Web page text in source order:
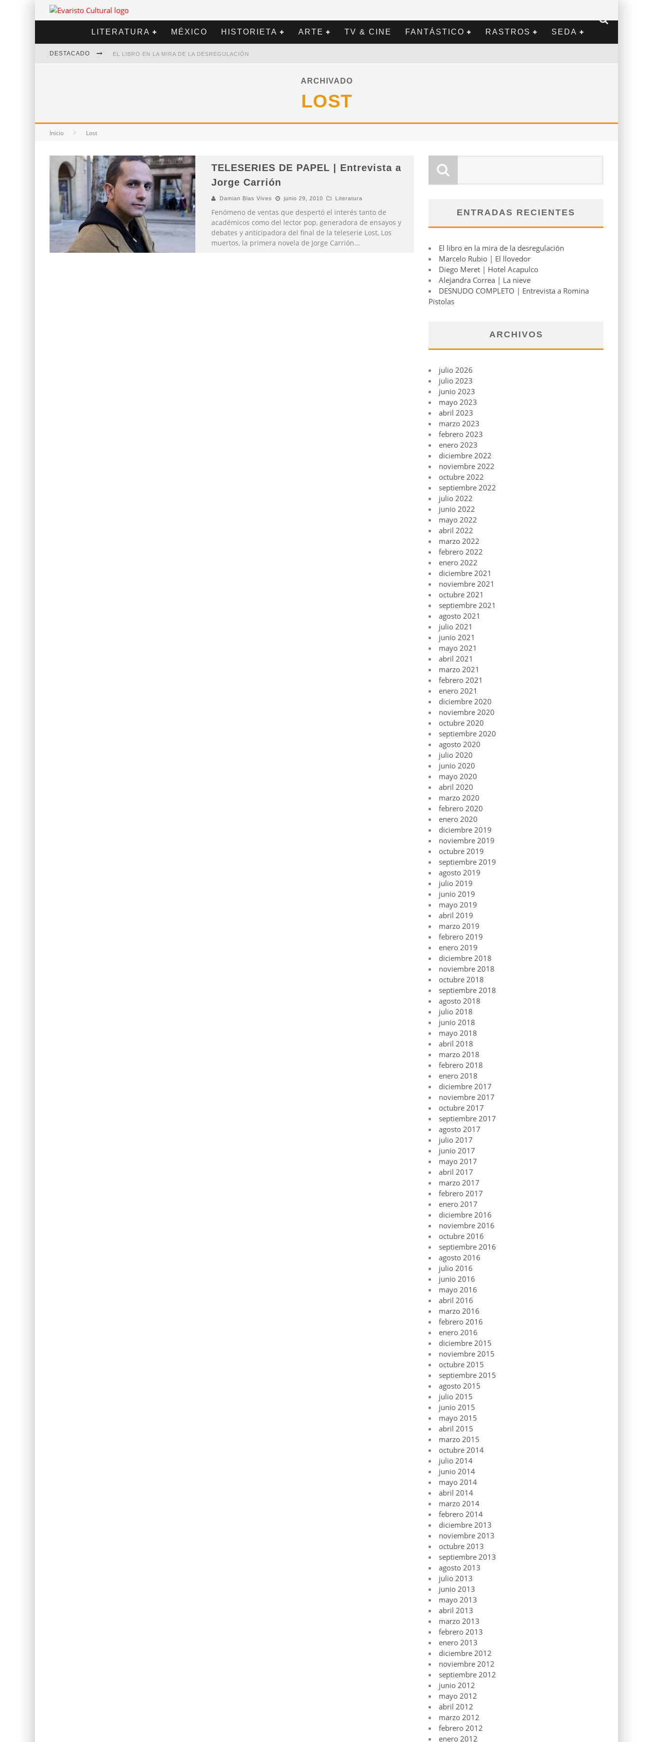
LITERATURA MÉXICO HISTORIETA ARTE TV & CINE FANTÁSTICO RASTROS SEDA
DESTACADO EL LIBRO EN LA MIRA DE LA DESREGULACIÓN
ARCHIVADO
LOST
Inicio Lost
TELESERIES DE PAPEL | Entrevista a
Jorge Carrión
Damian Blas Vives junio 29, 2010 Literatura
Fenómeno de ventas que despertó el interés tanto de
académicos como del lector pop, generadora de ensayos y
debates y anticipadora del final de la teleserie Lost, Los
muertos, la primera novela de Jorge Carrión...
ENTRADAS RECIENTES
El libro en la mira de la desregulación
Marcelo Rubio | El llovedor
Diego Meret | Hotel Acapulco
Alejandra Correa | La nieve
DESNUDO COMPLETO | Entrevista a Romina
Pistolas
ARCHIVOS
julio 2026
julio 2023
junio 2023
mayo 2023
abril 2023
marzo 2023
febrero 2023
enero 2023
diciembre 2022
noviembre 2022
octubre 2022
septiembre 2022
julio 2022
junio 2022
mayo 2022
abril 2022
marzo 2022
febrero 2022
enero 2022
diciembre 2021
noviembre 2021
octubre 2021
septiembre 2021
agosto 2021
julio 2021
junio 2021
mayo 2021
abril 2021
marzo 2021
febrero 2021
enero 2021
diciembre 2020
noviembre 2020
octubre 2020
septiembre 2020
agosto 2020
julio 2020
junio 2020
mayo 2020
abril 2020
marzo 2020
febrero 2020
enero 2020
diciembre 2019
noviembre 2019
octubre 2019
septiembre 2019
agosto 2019
julio 2019
junio 2019
mayo 2019
abril 2019
marzo 2019
febrero 2019
enero 2019
diciembre 2018
noviembre 2018
octubre 2018
septiembre 2018
agosto 2018
julio 2018
junio 2018
mayo 2018
abril 2018
marzo 2018
febrero 2018
enero 2018
diciembre 2017
noviembre 2017
octubre 2017
septiembre 2017
agosto 2017
julio 2017
junio 2017
mayo 2017
abril 2017
marzo 2017
febrero 2017
enero 2017
diciembre 2016
noviembre 2016
octubre 2016
septiembre 2016
agosto 2016
julio 2016
junio 2016
mayo 2016
abril 2016
marzo 2016
febrero 2016
enero 2016
diciembre 2015
noviembre 2015
octubre 2015
septiembre 2015
agosto 2015
julio 2015
junio 2015
mayo 2015
abril 2015
marzo 2015
octubre 2014
julio 2014
junio 2014
mayo 2014
abril 2014
marzo 2014
febrero 2014
diciembre 2013
noviembre 2013
octubre 2013
septiembre 2013
agosto 2013
julio 2013
junio 2013
mayo 2013
abril 2013
marzo 2013
febrero 2013
enero 2013
diciembre 2012
noviembre 2012
septiembre 2012
junio 2012
mayo 2012
abril 2012
marzo 2012
febrero 2012
enero 2012